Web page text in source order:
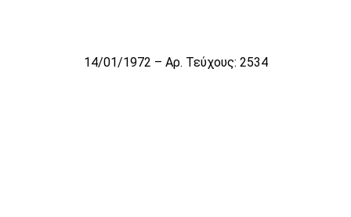
Το αρχείο προσωρινά δεν είναι διαθέσιμο για πώληση
14/01/1972 – Αρ. Τεύχους: 2534